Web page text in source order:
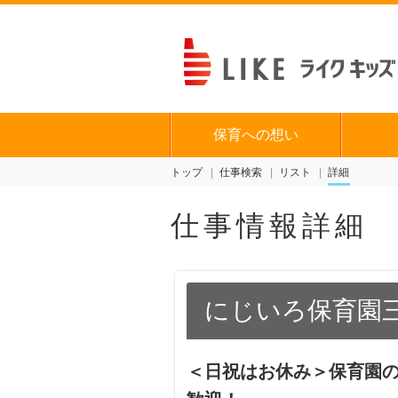
保育への想い
トップ 仕事検索 リスト 詳細
仕事情報詳細
にじいろ保育園
＜日祝はお休み＞保育園